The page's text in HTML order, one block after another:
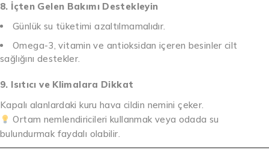
8. İçten Gelen Bakımı Destekleyin
Günlük su tüketimi azaltılmamalıdır.
Omega-3, vitamin ve antioksidan içeren besinler cilt
sağlığını destekler.
9. Isıtıcı ve Klimalara Dikkat
Kapalı alanlardaki kuru hava cildin nemini çeker.
Ortam nemlendiricileri kullanmak veya odada su
bulundurmak faydalı olabilir.